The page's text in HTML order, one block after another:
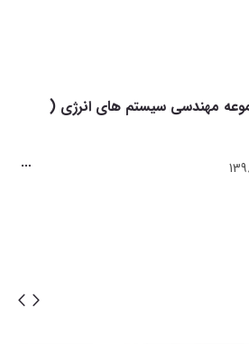
مهندسی سیستم های انرژی (